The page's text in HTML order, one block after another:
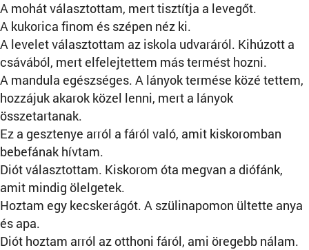
A mohát választottam, mert tisztítja a levegőt.
A kukorica finom és szépen néz ki.
A levelet választottam az iskola udvaráról. Kihúzott a
csávából, mert elfelejtettem más termést hozni.
A mandula egészséges. A lányok termése közé tettem,
hozzájuk akarok közel lenni, mert a lányok
összetartanak.
Ez a gesztenye arról a fáról való, amit kiskoromban
bebefának hívtam.
Diót választottam. Kiskorom óta megvan a diófánk,
amit mindig ölelgetek.
Hoztam egy kecskerágót. A szülinapomon ültette anya
és apa.
Diót hoztam arról az otthoni fáról, ami öregebb nálam.